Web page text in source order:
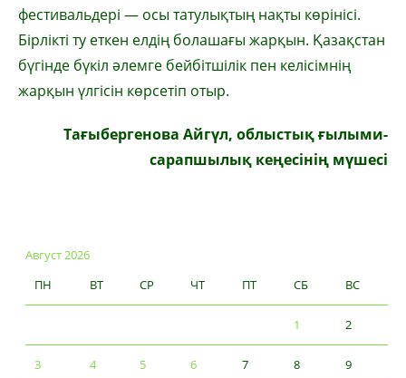
фестивальдері — осы татулықтың нақты көрінісі.
Бірлікті ту еткен елдің болашағы жарқын. Қазақстан
бүгінде бүкіл әлемге бейбітшілік пен келісімнің
жарқын үлгісін көрсетіп отыр.
Тағыбергенова Айгүл, облыстық ғылыми-
сарапшылық кеңесінің мүшесі
Август 2026
ПН
ВТ СР ЧТ ПТ СБ ВС
1 2
3 4 5 6 7 8 9